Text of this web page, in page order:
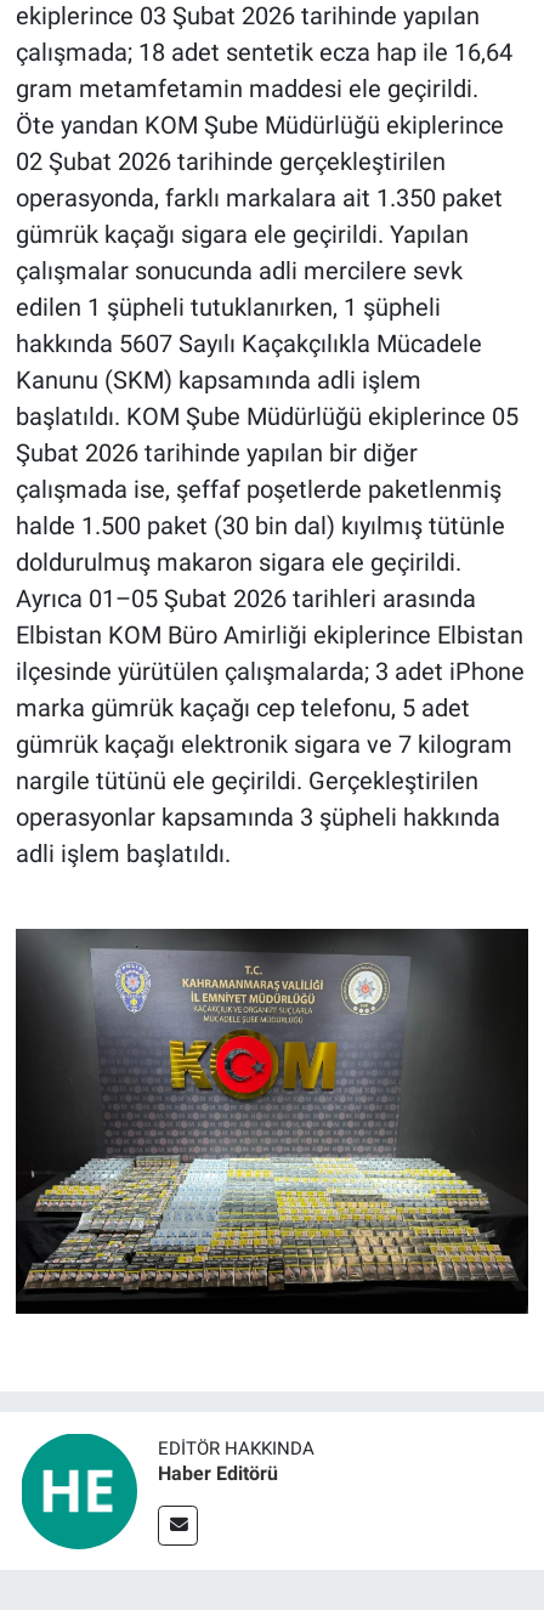
ekiplerince 03 Şubat 2026 tarihinde yapılan
çalışmada; 18 adet sentetik ecza hap ile 16,64
gram metamfetamin maddesi ele geçirildi.
Öte yandan KOM Şube Müdürlüğü ekiplerince
02 Şubat 2026 tarihinde gerçekleştirilen
operasyonda, farklı markalara ait 1.350 paket
gümrük kaçağı sigara ele geçirildi. Yapılan
çalışmalar sonucunda adli mercilere sevk
edilen 1 şüpheli tutuklanırken, 1 şüpheli
hakkında 5607 Sayılı Kaçakçılıkla Mücadele
Kanunu (SKM) kapsamında adli işlem
başlatıldı. KOM Şube Müdürlüğü ekiplerince 05
Şubat 2026 tarihinde yapılan bir diğer
çalışmada ise, şeffaf poşetlerde paketlenmiş
halde 1.500 paket (30 bin dal) kıyılmış tütünle
doldurulmuş makaron sigara ele geçirildi.
Ayrıca 01–05 Şubat 2026 tarihleri arasında
Elbistan KOM Büro Amirliği ekiplerince Elbistan
ilçesinde yürütülen çalışmalarda; 3 adet iPhone
marka gümrük kaçağı cep telefonu, 5 adet
gümrük kaçağı elektronik sigara ve 7 kilogram
nargile tütünü ele geçirildi. Gerçekleştirilen
operasyonlar kapsamında 3 şüpheli hakkında
adli işlem başlatıldı.
EDITÖR HAKKINDA
Haber Editörü
BİLİM VE TEKNOLOJİ
Güvenlik
Bölge